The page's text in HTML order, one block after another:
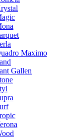
Maximo
Gallen